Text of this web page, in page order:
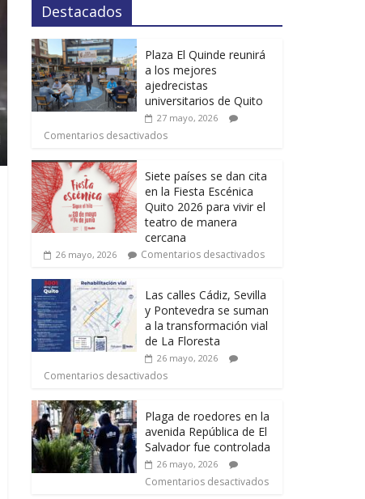
Destacados
Plaza El Quinde reunirá
a los mejores
ajedrecistas
universitarios de Quito
27 mayo, 2026
Comentarios desactivados
Siete países se dan cita
en la Fiesta Escénica
Quito 2026 para vivir el
teatro de manera
cercana
26 mayo, 2026 Comentarios desactivados
Las calles Cádiz, Sevilla
y Pontevedra se suman
a la transformación vial
de La Floresta
26 mayo, 2026
Comentarios desactivados
Plaga de roedores en la
avenida República de El
Salvador fue controlada
26 mayo, 2026
Comentarios desactivados